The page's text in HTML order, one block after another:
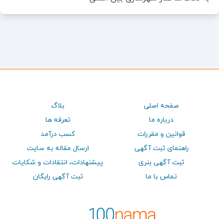
صفحه اصلی
بلاگ
درباره ما
تعرفه ها
قوانین و مقررات
کسب درآمد
راهنمای ثبت آگهی
ارسال مقاله به سایت
ثبت آگهی بنری
پيشنهادات، انتقادات و شكايات
تماس با ما
ثبت آگهی رایگان